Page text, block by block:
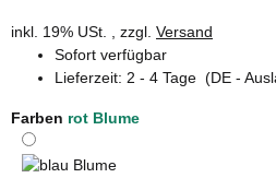
inkl. 19% USt. , zzgl. Versand
Sofort verfügbar
Lieferzeit: 2 - 4 Tage (DE -
Farben rot Blume